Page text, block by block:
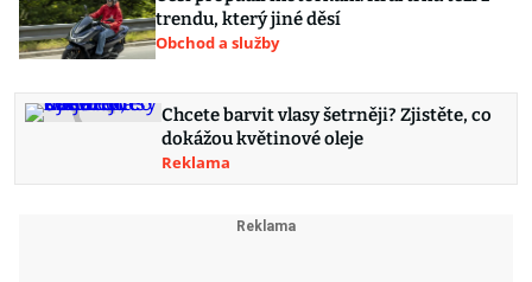
trendu, který jiné děsí
Obchod a služby
Chcete barvit vlasy šetrněji? Zjistěte, co
dokážou květinové oleje
Reklama